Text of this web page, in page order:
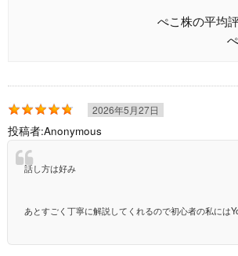
ぺこ株の平均
2026年5月27日
投稿者:Anonymous
話し方は好み
あとすごく丁寧に解説してくれるので初心者の私には